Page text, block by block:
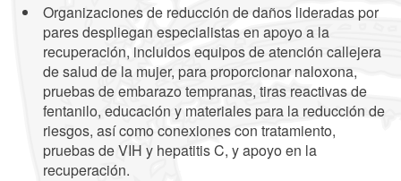
Organizaciones de reducción de daños lideradas por
pares despliegan especialistas en apoyo a la
recuperación, incluidos equipos de atención callejera
de salud de la mujer, para proporcionar naloxona,
pruebas de embarazo tempranas, tiras reactivas de
fentanilo, educación y materiales para la reducción de
riesgos, así como conexiones con tratamiento,
pruebas de VIH y hepatitis C, y apoyo en la
recuperación.